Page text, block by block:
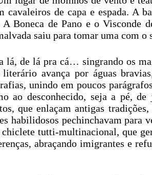
cavaleiros de capa e espada. A
Boneca de Pano e o Visconde
saiu para tomar uma com
de lá pra cá… singrando os
avança por águas
unindo em poucos
ao desconhecido, seja a pé,
que enlaçam antigas
habilidosos pechinchavam para
chiclete tutti-multinacional, que
abraçando imigrantes e